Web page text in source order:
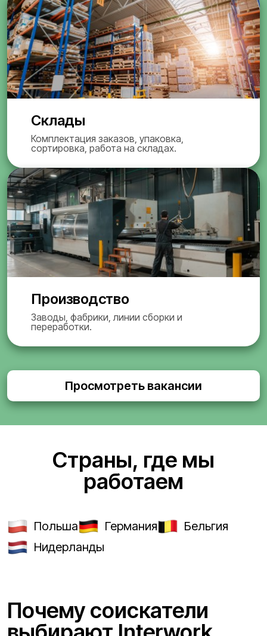
Склады
Комплектация заказов, упаковка,
сортировка, работа на складах.
Производство
Заводы, фабрики, линии сборки и
переработки.
Просмотреть вакансии
Страны, где мы
работаем
Польша Германия
Бельгия
Нидерланды
Почему соискатели